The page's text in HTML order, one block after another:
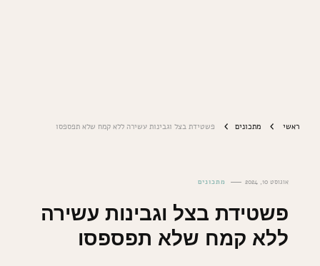
ראשי מתכונים פשטידת בצל וגבינות עשירה ללא קמח שלא תפספסו
אוגוסט 10, 2024 מתכונים
פשטידת בצל וגבינות עשירה
ללא קמח שלא תפספסו